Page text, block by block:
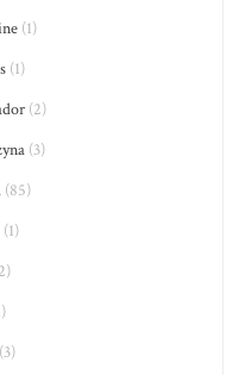
(1)
(1)
(2)
(3)
(85)
(1)